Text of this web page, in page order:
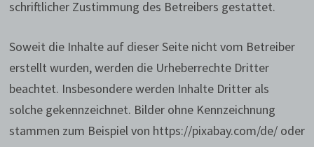
schriftlicher Zustimmung des Betreibers gestattet.
Soweit die Inhalte auf dieser Seite nicht vom Betreiber
erstellt wurden, werden die Urheberrechte Dritter
beachtet. Insbesondere werden Inhalte Dritter als
solche gekennzeichnet. Bilder ohne Kennzeichnung
stammen zum Beispiel von https://pixabay.com/de/ oder